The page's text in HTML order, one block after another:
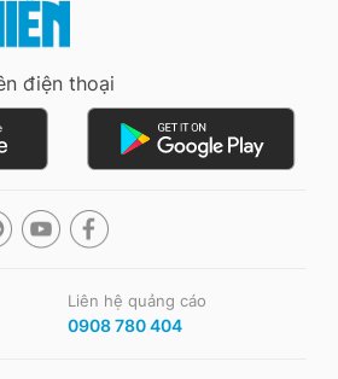
điện thoại
Liên hệ quảng cáo
0908 780 404